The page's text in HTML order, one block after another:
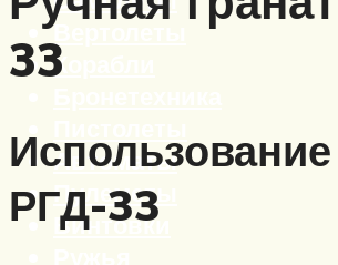
Вертолеты
Корабли
Автоматы
Пулеметы
Винтовки
33
Использование
РГД-33